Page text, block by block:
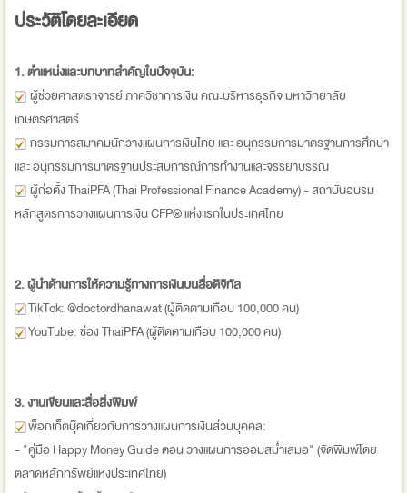
ประวัติโดยละเอียด
1. ตำแหน่งและบทบาทสำคัญในปัจจุบัน:
ผู้ช่วยศาสตราจารย์ ภาควิชาการเงิน คณะบริหารธุรกิจ มหาวิทยาลัย
เกษตรศาสตร์
กรรมการสมาคมนักวางแผนการเงินไทย และ อนุกรรมการมาตรฐานการศึกษา
และ อนุกรรมการมาตรฐานประสบการณ์การทำงานและจรรยาบรรณ
ผู้ก่อตั้ง ThaiPFA (Thai Professional Finance Academy) - สถาบันอบรม
หลักสูตรการวางแผนการเงิน CFP® แห่งแรกในประเทศไทย
2. ผู้นำด้านการให้ความรู้ทางการเงินบนสื่อดิจิทัล
TikTok: @doctordhanawat (ผู้ติดตามเกือบ 100,000 คน)
YouTube: ช่อง ThaiPFA (ผู้ติดตามเกือบ 100,000 คน)
3. งานเขียนและสื่อสิ่งพิมพ์
พ็อกเก็ตบุ๊คเกี่ยวกับการวางแผนการเงินส่วนบุคคล:
- "คู่มือ Happy Money Guide ตอน วางแผนการออมสม่ำเสมอ" (จัดพิมพ์โดย
ตลาดหลักทรัพย์แห่งประเทศไทย)